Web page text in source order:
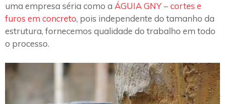
uma empresa séria como a ÁGUIA GNY – cortes e
furos em concreto, pois independente do tamanho da
estrutura, fornecemos qualidade do trabalho em todo
o processo.